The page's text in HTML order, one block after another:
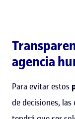
agencia
Para evitar estos
de decisiones,